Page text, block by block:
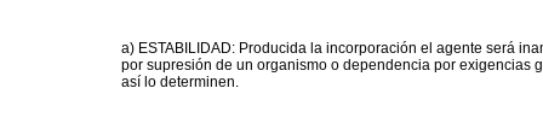
a) ESTABILIDAD: Producida la incorporación el agente será
por supresión de un organismo o dependencia por exigencias
así lo determinen.